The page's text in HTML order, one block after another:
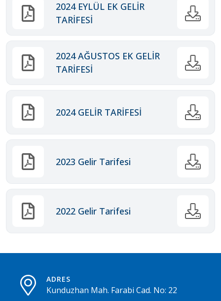
2024 EYLÜL EK GELİR
TARİFESİ
2024 AĞUSTOS EK GELİR
TARİFESİ
2024 GELİR TARİFESİ
2023 Gelir Tarifesi
2022 Gelir Tarifesi
ADRES
Kunduzhan Mah. Farabi Cad. No: 22